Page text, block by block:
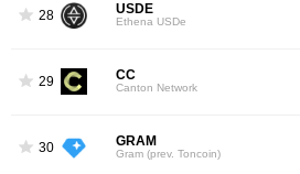
28 USDE
Ethena USDe
29 CC
Canton Network
30 GRAM
Gram (prev. Toncoin)